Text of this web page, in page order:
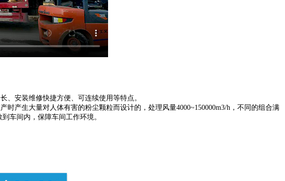
、安装维修快捷方便、可连续使用等特点。
产生大量对人体有害的粉尘颗粒而设计的，处理风量4000~150000m3/h，不同的组合满
车间内，保障车间工作环境。